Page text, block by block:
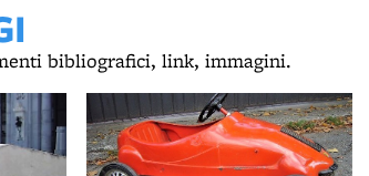
bibliografici, link, immagini.